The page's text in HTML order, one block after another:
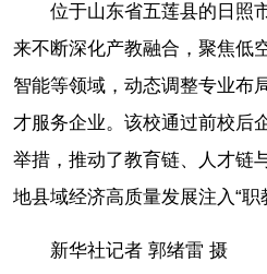
位于山东省五莲县的日照
来不断深化产教融合，聚焦低
智能等领域，动态调整专业布
才服务企业。该校通过前校后
举措，推动了教育链、人才链
地县域经济高质量发展注入“职
新华社记者 郭绪雷 摄